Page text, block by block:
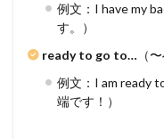
例文：I have my
す。）
ready to go to… （
例文：I am ready
端です！）